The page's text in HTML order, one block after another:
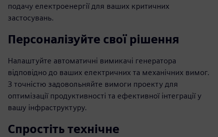
подачу електроенергії для ваших критичних
застосувань.
Персоналізуйте свої рішення
Налаштуйте автоматичні вимикачі генератора
відповідно до ваших електричних та механічних вимог.
З точністю задовольняйте вимоги проекту для
оптимізації продуктивності та ефективної інтеграції у
вашу інфраструктуру.
Спростіть технічне